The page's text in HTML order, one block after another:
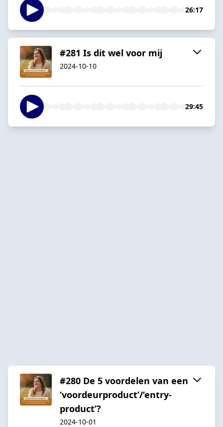
26:17
#281 Is dit wel voor mij
2024-10-10
29:45
#280 De 5 voordelen van een
‘voordeurproduct’/‘entry-
product’?
2024-10-01